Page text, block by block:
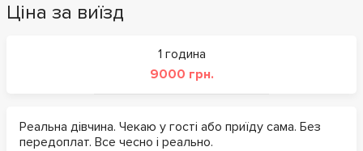
Ціна за виїзд
1 година
9000 грн.
Реальна дівчина. Чекаю у гості або приїду сама. Без
передоплат. Все чесно і реально.